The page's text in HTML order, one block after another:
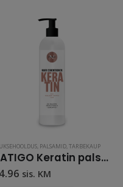
, PALSAMID,TARBEKAUP
NATIGO Keratin palsam 500 ml
4.96 sis. KM